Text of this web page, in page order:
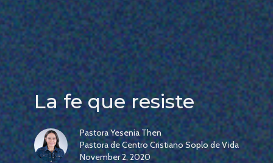
La fe que resiste
Pastora Yesenia Then
Pastora de Centro Cristiano Soplo de Vida
November 2, 2020